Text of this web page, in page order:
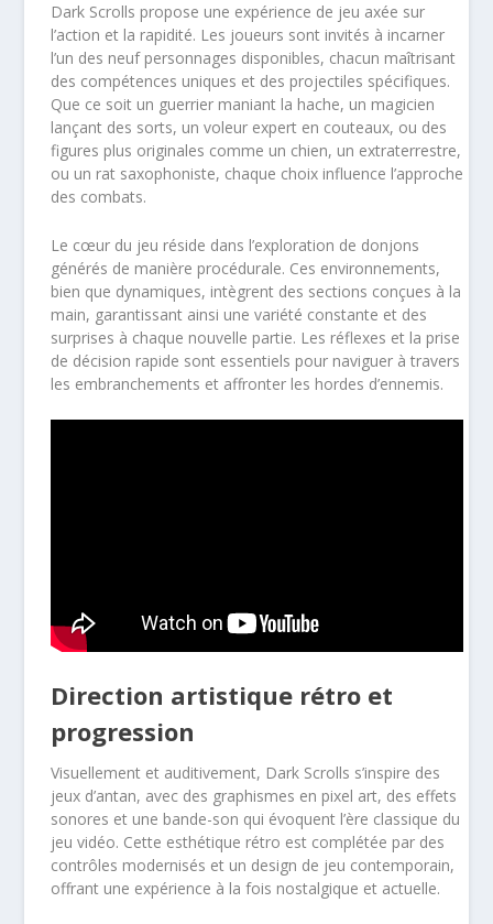
Dark Scrolls propose une expérience de jeu axée sur
l’action et la rapidité. Les joueurs sont invités à incarner
l’un des neuf personnages disponibles, chacun maîtrisant
des compétences uniques et des projectiles spécifiques.
Que ce soit un guerrier maniant la hache, un magicien
lançant des sorts, un voleur expert en couteaux, ou des
figures plus originales comme un chien, un extraterrestre,
ou un rat saxophoniste, chaque choix influence l’approche
des combats.
Le cœur du jeu réside dans l’exploration de donjons
générés de manière procédurale. Ces environnements,
bien que dynamiques, intègrent des sections conçues à la
main, garantissant ainsi une variété constante et des
surprises à chaque nouvelle partie. Les réflexes et la prise
de décision rapide sont essentiels pour naviguer à travers
les embranchements et affronter les hordes d’ennemis.
Direction artistique rétro et
progression
Visuellement et auditivement, Dark Scrolls s’inspire des
jeux d’antan, avec des graphismes en pixel art, des effets
sonores et une bande-son qui évoquent l’ère classique du
jeu vidéo. Cette esthétique rétro est complétée par des
contrôles modernisés et un design de jeu contemporain,
offrant une expérience à la fois nostalgique et actuelle.